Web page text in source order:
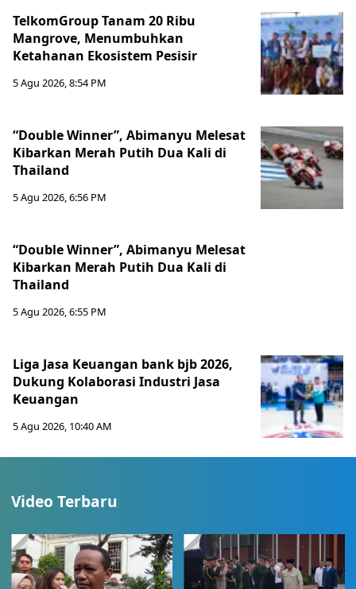
TelkomGroup Tanam 20 Ribu
Mangrove, Menumbuhkan
Ketahanan Ekosistem Pesisir
5 Agu 2026, 8:54 PM
“Double Winner”, Abimanyu Melesat
Kibarkan Merah Putih Dua Kali di
Thailand
5 Agu 2026, 6:56 PM
“Double Winner”, Abimanyu Melesat
Kibarkan Merah Putih Dua Kali di
Thailand
5 Agu 2026, 6:55 PM
Liga Jasa Keuangan bank bjb 2026,
Dukung Kolaborasi Industri Jasa
Keuangan
5 Agu 2026, 10:40 AM
Video Terbaru